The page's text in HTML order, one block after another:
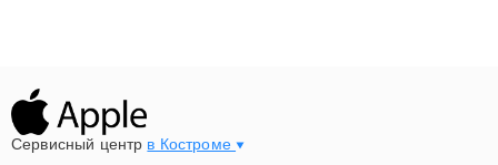
Сервисный центр в Костроме